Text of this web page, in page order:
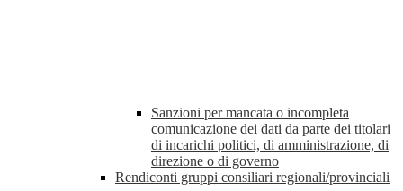
Sanzioni per mancata o incompleta
comunicazione dei dati da parte dei titolari
di incarichi politici, di amministrazione, di
direzione o di governo
Rendiconti gruppi consiliari regionali/provinciali